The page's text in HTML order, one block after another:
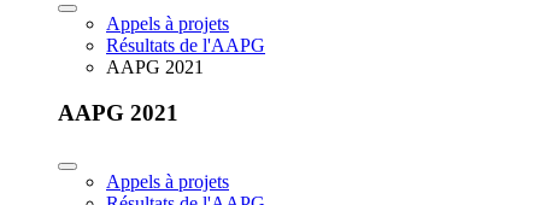
Appels à projets
Résultats de l'AAPG
AAPG 2021
AAPG 2021
Appels à projets